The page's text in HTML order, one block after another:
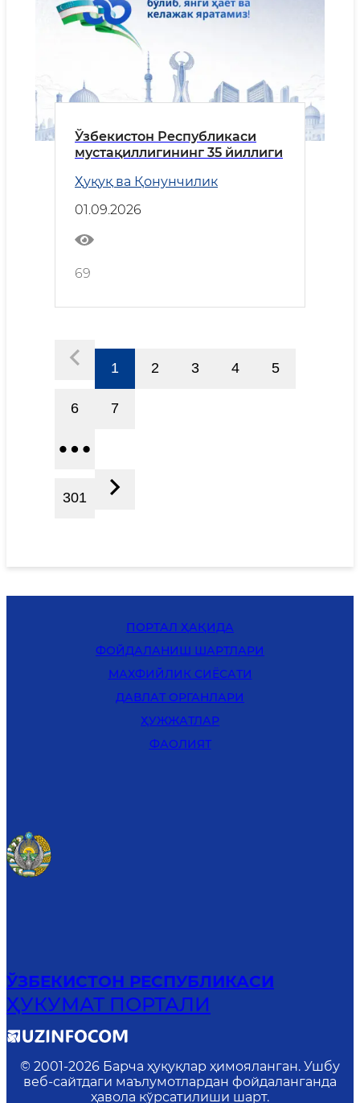
Ўзбекистон Республикаси
мустақиллигининг 35 йиллиги
Ҳуқуқ ва Қонунчилик
01.09.2026
69
1 2 3 4 5
6 7
301
ПОРТАЛ ҲАҚИДА
ФОЙДАЛАНИШ ШАРТЛАРИ
MАХФИЙЛИК СИЁСАТИ
ДАВЛАТ ОРГАНЛАРИ
ҲУЖЖАТЛАР
ФАОЛИЯТ
ЎЗБЕКИСТОН РЕСПУБЛИКАСИ
ҲУКУМАТ ПОРТАЛИ
© 2001-2026 Барча ҳуқуқлар ҳимояланган. Ушбу
веб-сайтдаги маълумотлардан фойдаланганда
ҳавола кўрсатилиши шарт.